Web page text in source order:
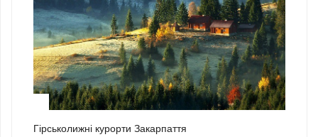
Гірськолижні курорти Закарпаття